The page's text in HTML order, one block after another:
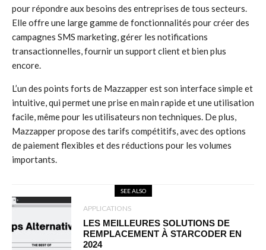
pour répondre aux besoins des entreprises de tous secteurs.
Elle offre une large gamme de fonctionnalités pour créer des
campagnes SMS marketing, gérer les notifications
transactionnelles, fournir un support client et bien plus
encore.
L’un des points forts de Mazzapper est son interface simple et
intuitive, qui permet une prise en main rapide et une utilisation
facile, même pour les utilisateurs non techniques. De plus,
Mazzapper propose des tarifs compétitifs, avec des options
de paiement flexibles et des réductions pour les volumes
importants.
SEE ALSO
APPLICATIONS
LES MEILLEURES SOLUTIONS DE
REMPLACEMENT À STARCODER EN
2024